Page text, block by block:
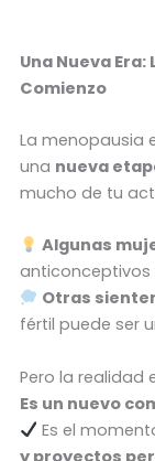
Una Nueva
Comienzo
La menopausia
una nueva
mucho de tu
Algunas
anticonceptivos
Otras
fértil puede ser
Pero la realidad
Es un nuevo
Es el
y proyectos